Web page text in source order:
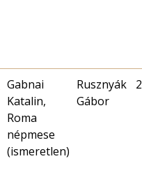
Gabnai
Katalin,
Roma
népmese
(ismeretlen)
Rusznyák
Gábor